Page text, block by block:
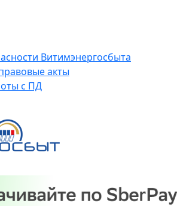
Витимэнергосбыта
акты
с ПД